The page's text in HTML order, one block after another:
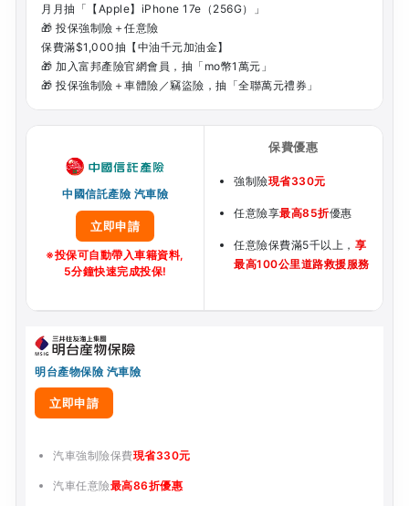
月月抽「【Apple】iPhone 17e（256G）」
🎁 投保強制險＋任意險
保費滿$1,000抽【中油千元加油金】
🎁 加入富邦產險官網會員，抽「mo幣1萬元」
🎁 投保強制險＋車體險／竊盜險，抽「全聯萬元禮券」
中國信託產險 汽車險
立即申請
※投保可自動帶入車籍資料,
5分鐘快速完成投保!
強制險現省330元
任意險享最高85折優惠
任意險保費滿5千以上， 享
最高100公里道路救援服務
明台產物保險 汽車險
立即申請
汽車強制險保費現省330元
汽車任意險最高86折優惠